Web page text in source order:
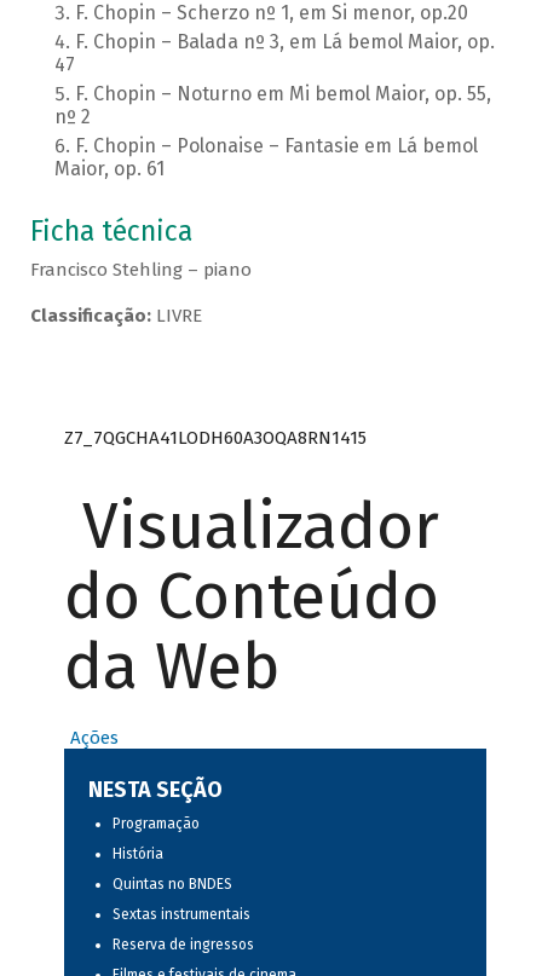
F. Chopin – Scherzo nº 1, em Si menor, op.20
F. Chopin – Balada nº 3, em Lá bemol Maior, op.
47
F. Chopin – Noturno em Mi bemol Maior, op. 55,
nº 2
F. Chopin – Polonaise – Fantasie em Lá bemol
Maior, op. 61
Ficha técnica
Francisco Stehling – piano
Classificação:LIVRE
Z7_7QGCHA41LODH60A3OQA8RN1415
Visualizador
do Conteúdo
da Web
Ações
NESTA SEÇÃO
Programação
História
Quintas no BNDES
Sextas instrumentais
Reserva de ingressos